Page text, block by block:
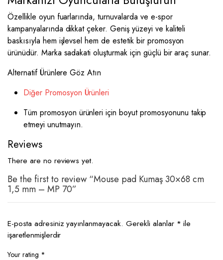
Özellikle oyun fuarlarında, turnuvalarda ve e-spor
kampanyalarında dikkat çeker. Geniş yüzeyi ve kaliteli
baskısıyla hem işlevsel hem de estetik bir promosyon
ürünüdür. Marka sadakati oluşturmak için güçlü bir araç sunar.
Alternatif Ürünlere Göz Atın
Diğer Promosyon Ürünleri
Tüm promosyon ürünleri için boyut promosyonunu takip
etmeyi unutmayın.
Reviews
There are no reviews yet.
Be the first to review “Mouse pad Kumaş 30×68 cm
1,5 mm – MP 70”
E-posta adresiniz yayınlanmayacak. Gerekli alanlar * ile
işaretlenmişlerdir
Your rating *